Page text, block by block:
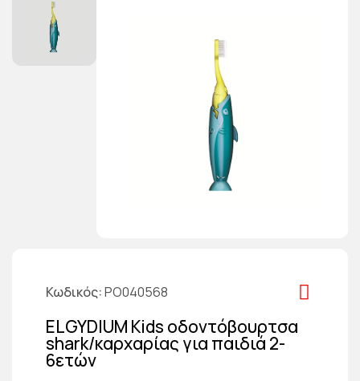
Κωδικός PO040568
ELGYDIUM Kids οδοντόβουρτσα
shark/καρχαρίας για παιδιά 2-
6ετών